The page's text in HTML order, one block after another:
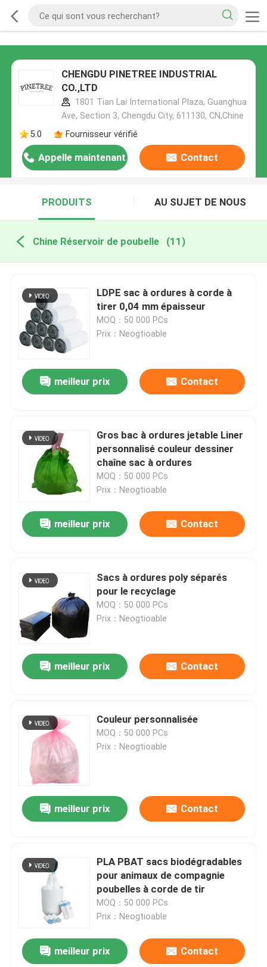
CHENGDU PINETREE INDUSTRIAL
CO.,LTD
1801 Tian Lai International Plaza, Guanghua
Ave, Section 3, Chengdu City, 611130, CN,Chine
5.0
Fournisseur vérifié
Appelle maintenant Contact
PRODUITS AU SUJET DE NOUS
Chine Réservoir de poubelle (11)
LDPE sac à ordures à corde à
tirer 0,04 mm épaisseur
MOQ：50 000 PCs
Prix：Neogtioable
meilleur prix Contact
Gros bac à ordures jetable Liner
personnalisé couleur dessiner
chaîne sac à ordures
MOQ：50 000 PCs
Prix：Neogtioable
meilleur prix Contact
Sacs à ordures poly séparés
pour le recyclage
MOQ：50 000 PCs
Prix：Neogtioable
meilleur prix Contact
Couleur personnalisée
MOQ：50 000 PCs
Prix：Neogtioable
meilleur prix Contact
PLA PBAT sacs biodégradables
pour animaux de compagnie
poubelles à corde de tir
MOQ：50 000 PCs
Prix：Neogtioable
meilleur prix Contact